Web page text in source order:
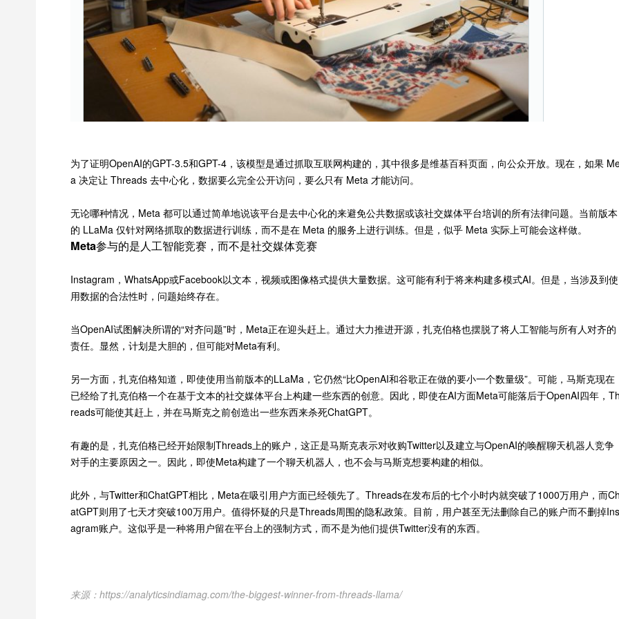
为了证明OpenAI的GPT-3.5和GPT-4，该模型是通过抓取互联网构建的，其中很多是维基百科页面，向公众开放。现在，如果
a 决定让 Threads 去中心化，数据要么完全公开访问，要么只有 Meta 才能访问。
无论哪种情况，Meta 都可以通过简单地说该平台是去中心化的来避免公共数据或该社交媒体平台培训的所有法律问题。当前版本
的 LLaMa 仅针对网络抓取的数据进行训练，而不是在 Meta 的服务上进行训练。但是，似乎 Meta 实际上可能会这样做。
Meta参与的是人工智能竞赛，而不是社交媒体竞赛
Instagram，WhatsApp或Facebook以文本，视频或图像格式提供大量数据。这可能有利于将来构建多模式AI。但是，当涉及到使
用数据的合法性时，问题始终存在。
当OpenAI试图解决所谓的“对齐问题”时，Meta正在迎头赶上。通过大力推进开源，扎克伯格也摆脱了将人工智能与所有人对齐的
责任。显然，计划是大胆的，但可能对Meta有利。
另一方面，扎克伯格知道，即使使用当前版本的LLaMa，它仍然“比OpenAI和谷歌正在做的要小一个数量级”。可能，马斯克现在
已经给了扎克伯格一个在基于文本的社交媒体平台上构建一些东西的创意。因此，即使在AI方面Meta可能落后于OpenAI四年，
reads可能使其赶上，并在马斯克之前创造出一些东西来杀死ChatGPT。
有趣的是，扎克伯格已经开始限制Threads上的账户，这正是马斯克表示对收购Twitter以及建立与OpenAI的唤醒聊天机器人竞争
对手的主要原因之一。因此，即使Meta构建了一个聊天机器人，也不会与马斯克想要构建的相似。
此外，与Twitter和ChatGPT相比，Meta在吸引用户方面已经领先了。Threads在发布后的七个小时内就突破了1000万用户，而
atGPT则用了七天才突破100万用户。值得怀疑的只是Threads周围的隐私政策。目前，用户甚至无法删除自己的账户而不删掉
agram账户。这似乎是一种将用户留在平台上的强制方式，而不是为他们提供Twitter没有的东西。
来源：https://analyticsindiamag.com/the-biggest-winner-from-threads-llama/